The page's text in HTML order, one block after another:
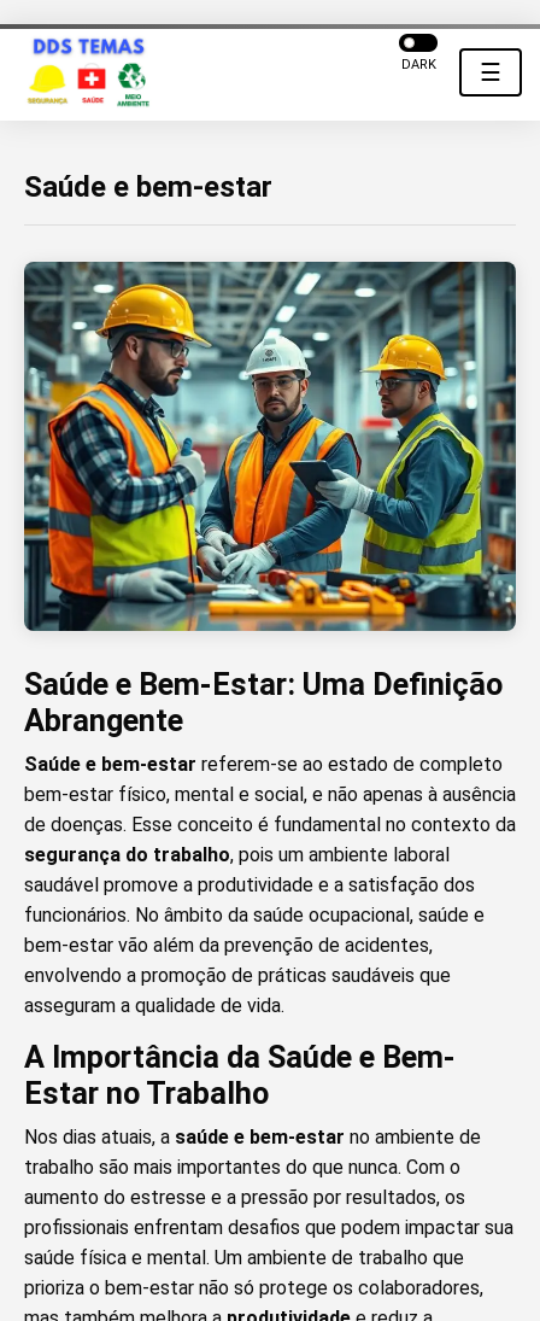
☰
DARK
Saúde e bem-estar
Saúde e Bem-Estar: Uma Definição
Abrangente
Saúde e bem-estar referem-se ao estado de completo
bem-estar físico, mental e social, e não apenas à ausência
de doenças. Esse conceito é fundamental no contexto da
segurança do trabalho, pois um ambiente laboral
saudável promove a produtividade e a satisfação dos
funcionários. No âmbito da saúde ocupacional, saúde e
bem-estar vão além da prevenção de acidentes,
envolvendo a promoção de práticas saudáveis que
asseguram a qualidade de vida.
A Importância da Saúde e Bem-
Estar no Trabalho
Nos dias atuais, a saúde e bem-estar no ambiente de
trabalho são mais importantes do que nunca. Com o
aumento do estresse e a pressão por resultados, os
profissionais enfrentam desafios que podem impactar sua
saúde física e mental. Um ambiente de trabalho que
prioriza o bem-estar não só protege os colaboradores,